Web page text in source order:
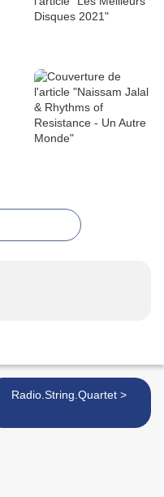
Radio.String.Quartet >